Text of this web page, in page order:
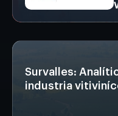
Survalles:
industria